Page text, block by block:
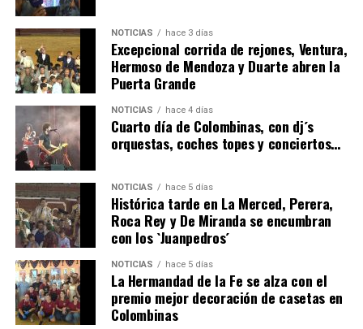
4º DÍA DE LAS FIESTAS COLOMBINAS 2026
hace 4 días Huelvatv
SEXTA CORRIDA DE LAS FIESTAS COLOMBINAS
2026
NOTICIAS hace 3 días
Excepcional corrida de rejones, Ventura,
Hermoso de Mendoza y Duarte abren la
Puerta Grande
NOTICIAS hace 4 días
Cuarto día de Colombinas, con dj´s
orquestas, coches topes y conciertos…
NOTICIAS hace 5 días
Histórica tarde en La Merced, Perera,
Roca Rey y De Miranda se encumbran
con los `Juanpedros´
NOTICIAS hace 5 días
La Hermandad de la Fe se alza con el
premio mejor decoración de casetas en
Colombinas